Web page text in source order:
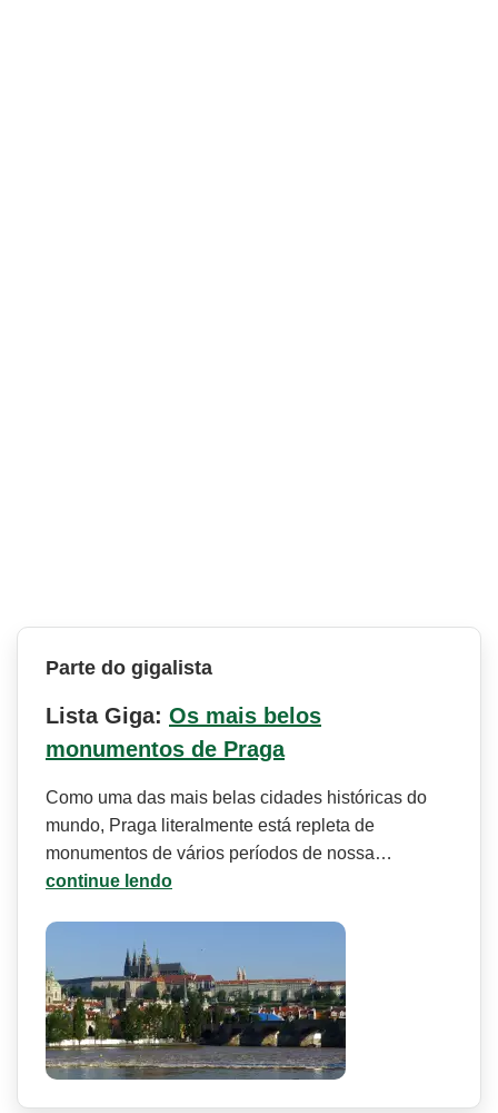
Parte do gigalista
Lista Giga: Os mais belos
monumentos de Praga
Como uma das mais belas cidades históricas do
mundo, Praga literalmente está repleta de
monumentos de vários períodos de nossa…
continue lendo